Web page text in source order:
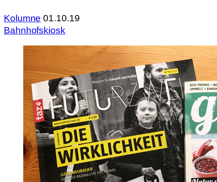
Kolumne 01.10.19
Bahnhofskiosk